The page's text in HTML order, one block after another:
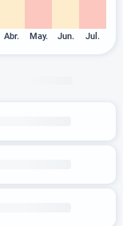
Abr. May. Jun. Jul.